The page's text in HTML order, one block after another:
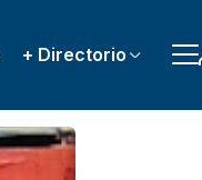
+ Directorio